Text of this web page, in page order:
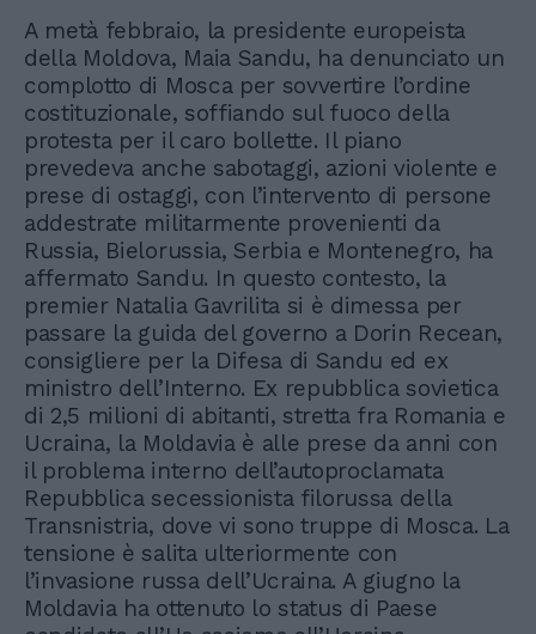
A metà febbraio, la presidente europeista
della Moldova, Maia Sandu, ha denunciato un
complotto di Mosca per sovvertire l’ordine
costituzionale, soffiando sul fuoco della
protesta per il caro bollette. Il piano
prevedeva anche sabotaggi, azioni violente e
prese di ostaggi, con l’intervento di persone
addestrate militarmente provenienti da
Russia, Bielorussia, Serbia e Montenegro, ha
affermato Sandu. In questo contesto, la
premier Natalia Gavrilita si è dimessa per
passare la guida del governo a Dorin Recean,
consigliere per la Difesa di Sandu ed ex
ministro dell’Interno. Ex repubblica sovietica
di 2,5 milioni di abitanti, stretta fra Romania e
Ucraina, la Moldavia è alle prese da anni con
il problema interno dell’autoproclamata
Repubblica secessionista filorussa della
Transnistria, dove vi sono truppe di Mosca. La
tensione è salita ulteriormente con
l’invasione russa dell’Ucraina. A giugno la
Moldavia ha ottenuto lo status di Paese